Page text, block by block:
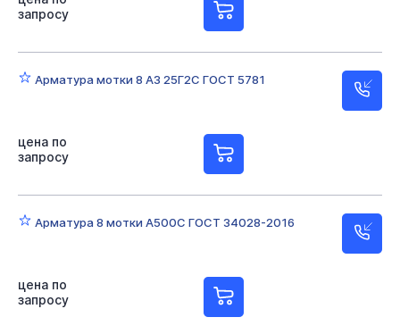
запросу
Арматура мотки 8 А3 25Г2С ГОСТ 5781
цена по
запросу
Арматура 8 мотки А500С ГОСТ 34028-2016
цена по
запросу